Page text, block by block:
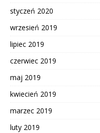
styczeń 2020
wrzesień 2019
lipiec 2019
czerwiec 2019
maj 2019
kwiecień 2019
marzec 2019
luty 2019